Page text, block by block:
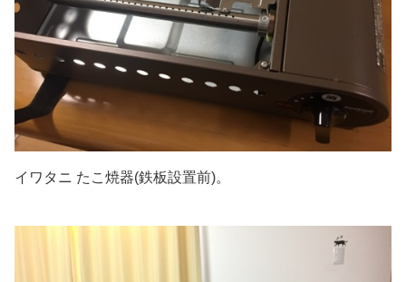
イワタニ たこ焼器(鉄板設置前)。